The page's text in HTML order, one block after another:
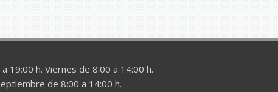
19:00 h. Viernes de 8:00 a 14:00 h.
de 8:00 a 14:00 h.